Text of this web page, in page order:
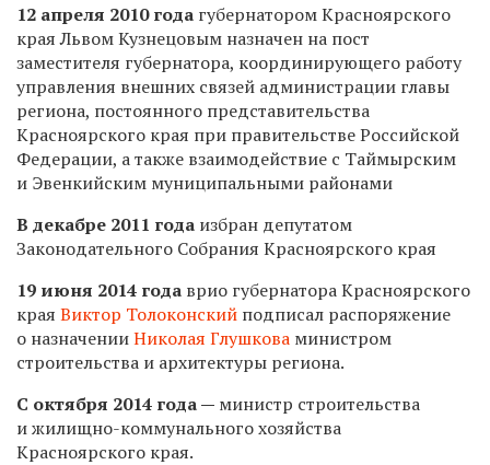
12 апреля 2010 года губернатором Красноярского
края Львом Кузнецовым назначен на пост
заместителя губернатора, координирующего работу
управления внешних связей администрации главы
региона, постоянного представительства
Красноярского края при правительстве Российской
Федерации, а также взаимодействие с Таймырским
и Эвенкийским муниципальными районами
В декабре 2011 года избран депутатом
Законодательного Собрания Красноярского края
19 июня 2014 года врио губернатора Красноярского
края Виктор Толоконский подписал распоряжение
о назначенииНиколая Глушкова министром
строительства и архитектуры региона.
С октября 2014 года — министр строительства
и жилищно-коммунального хозяйства
Красноярского края.